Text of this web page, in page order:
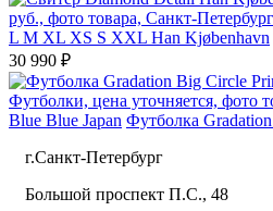
L M XL XS S XXL Han Kjøbenhavn
30 990 ₽
Blue Blue Japan Футболка
г.Санкт-Петербург
Большой проспект П.С., 48